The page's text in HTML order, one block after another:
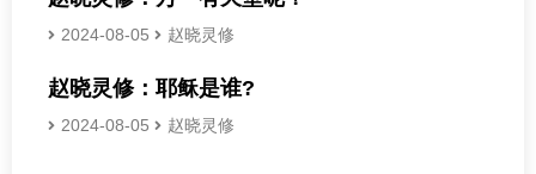
2024-08-05 赵晓灵修
赵晓灵修：耶稣是谁?
2024-08-05 赵晓灵修